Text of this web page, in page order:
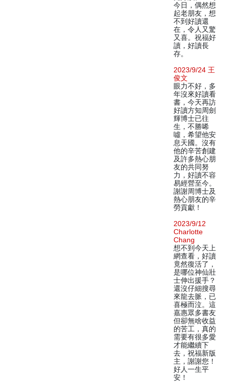
今日，偶然想
起老朋友，想
不到好讀還
在，令人又驚
又喜。祝福好
讀，好讀長
存。
2023/9/24 王
俊文
眼力不好，多
年沒來好讀看
書，今天再訪
好讀方知周劍
輝博士已往
生，不勝唏
噓，希望他安
息天國。沒有
他的辛苦創建
及許多熱心朋
友的共同努
力，好讀不容
易經營至今。
謝謝周博士及
熱心朋友的辛
勞貢獻！
2023/9/12
Charlotte
Chang
想不到今天上
網查看，好讀
竟然復活了，
是哪位神仙壯
士伸出援手？
還沒仔細搜尋
來龍去脈，已
喜極而泣。這
嘉惠眾多書友
但卻無啥收益
的苦工，真的
需要有很多愛
才能繼續下
去，祝福新版
主，謝謝您！
好人一生平
安！